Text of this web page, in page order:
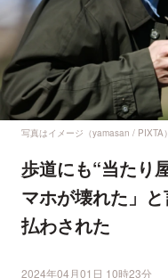
写真はイメージ（yamasan / PIXTA）
歩道にも“当たり
マホが壊れた」
払わされた
2024年04月01日 10時23分